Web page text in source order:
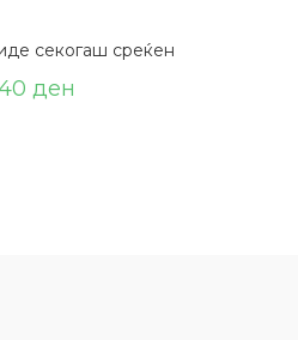
секогаш среќен
ден